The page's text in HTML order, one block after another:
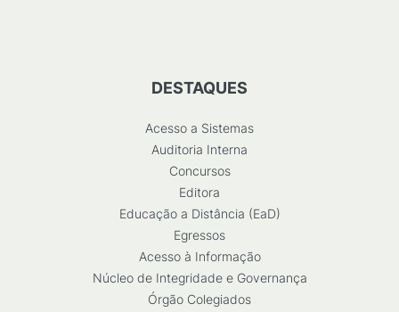
DESTAQUES
Acesso a Sistemas
Auditoria Interna
Concursos
Editora
Educação a Distância (EaD)
Egressos
Acesso à Informação
Núcleo de Integridade e Governança
Órgão Colegiados